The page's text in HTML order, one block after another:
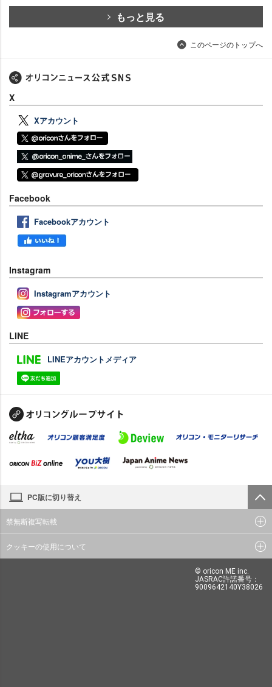
もっと見る
このページのトップへ
X
Xアカウント
Facebook
Facebookアカウント
Instagram
Instagramアカウント
LINE
LINEアカウントメディア
PC版に切り替え
禁無断複写転載
クッキーの使用について
© oricon ME inc.
JASRAC許諾番号：
9009642140Y38026